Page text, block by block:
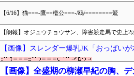
【6/16】猫===-鷹==檻公===-/鴎/========鷲
【朗報】オジュウチョウサン、障害競走馬で史上2
【画像】スレンダー爆乳JK「おっぱい
【画像】全盛期の柳瀬早紀の胸、